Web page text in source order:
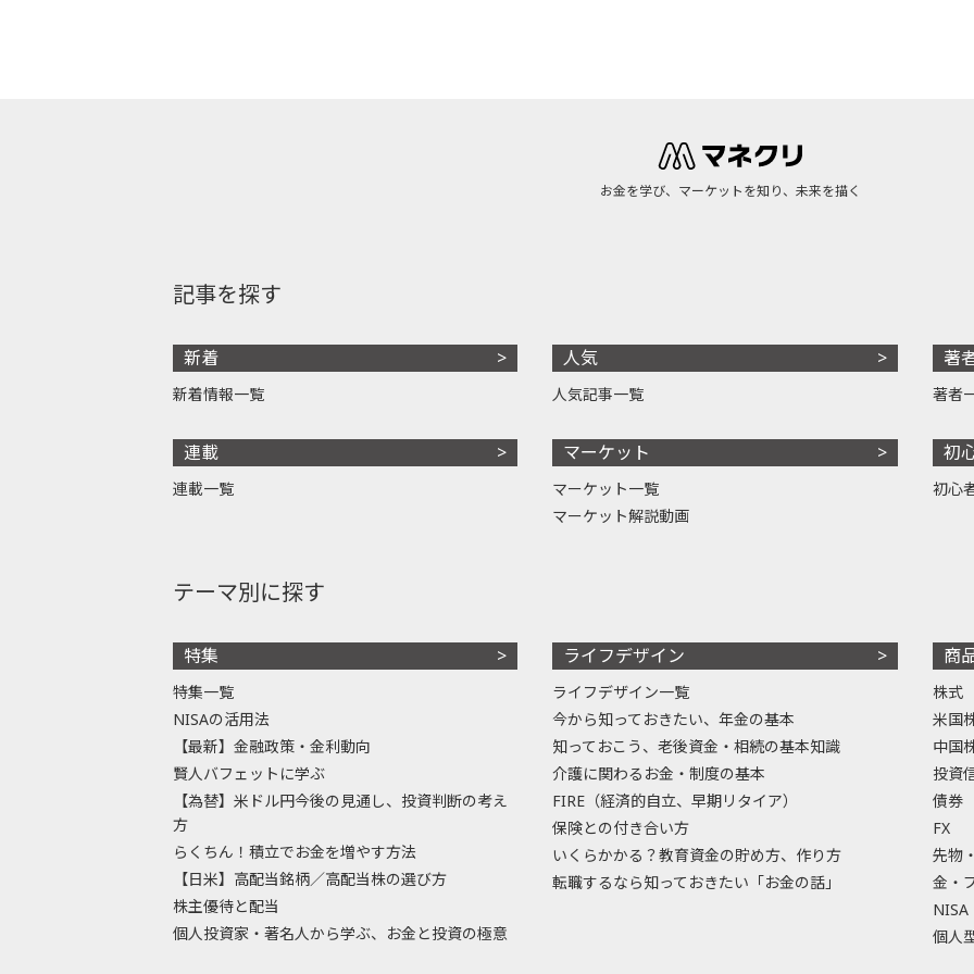
お金を学び、マーケットを知り、未来を描く
記事を探す
新着
新着情報一覧
連載
連載一覧
人気
人気記事一覧
マーケット
マーケット一覧
マーケット解説動画
著
著者
初
初心
テーマ別に探す
特集
特集一覧
NISAの活用法
【最新】金融政策・金利動向
賢人バフェットに学ぶ
【為替】米ドル円今後の見通し、投資判断の考え
方
らくちん！積立でお金を増やす方法
【日米】高配当銘柄／高配当株の選び方
株主優待と配当
個人投資家・著名人から学ぶ、お金と投資の極意
ライフデザイン
ライフデザイン一覧
今から知っておきたい、年金の基本
知っておこう、老後資金・相続の基本知識
介護に関わるお金・制度の基本
FIRE（経済的自立、早期リタイア）
保険との付き合い方
いくらかかる？教育資金の貯め方、作り方
転職するなら知っておきたい「お金の話」
商
株式
米国
中国
投資
債券
FX
先物
金・
NISA
個人